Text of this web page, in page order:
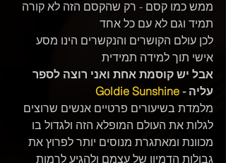
ממש כמו קסם - רק שהקסם הזה לא קורה
תמיד וגם לא עם כל אחד
לכן עולם הקושרים והנקשרים הינו מסע
אישי תוך למידה תמידית
אבל יש קוסמת אחת ואני רוצה לספר
עליה - Goldie Sunshine
מלמדת בשיעורים פרטיים אנשים שרוצים
לגלות את העולם המופלא הזה ולגדול בו
מכוונת ומאתגרת מנוסים יותר לפרוץ את
גבולות הדמיון של עצמם ולהגיע לרמות